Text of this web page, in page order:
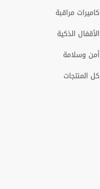
كاميرات مراقبة
الأقفال الذكية
أمن وسلامة
كل المنتجات